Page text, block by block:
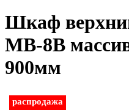
Шкаф
МВ-8В
900мм
распродажа